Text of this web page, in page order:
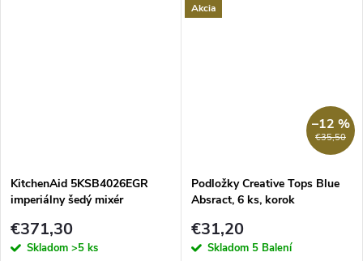
KitchenAid 5KSB4026EGR
imperiálny šedý mixér
€371,30
Skladom >5 ks
Akcia
€35,50
–12 %
Podložky Creative Tops Blue
Absract, 6 ks, korok
€31,20
Skladom 5 Balení